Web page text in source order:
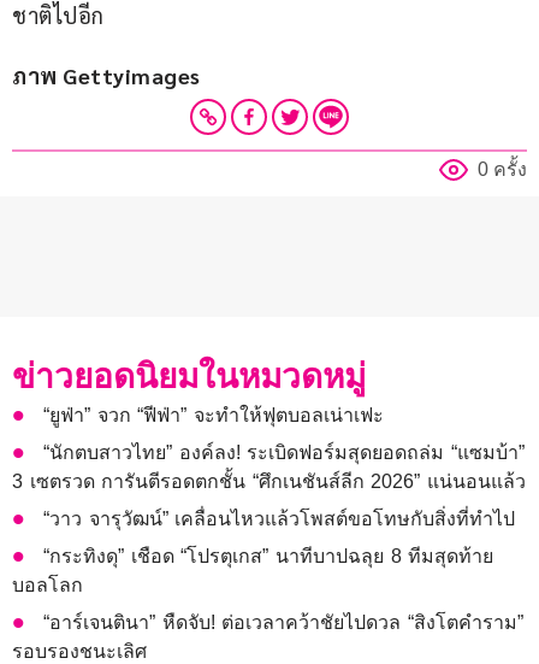
ชาติไปอีก
ภาพ Gettyimages
0 ครั้ง
ข่าวยอดนิยมในหมวดหมู่
“ยูฟ่า” จวก “ฟีฟ่า” จะทำให้ฟุตบอลเน่าเฟะ
“นักตบสาวไทย” องค์ลง! ระเบิดฟอร์มสุดยอดถล่ม “แซมบ้า”
3 เซตรวด การันตีรอดตกชั้น “ศึกเนชันส์ลีก 2026” แน่นอนแล้ว
“วาว จารุวัฒน์” เคลื่อนไหวแล้วโพสต์ขอโทษกับสิ่งที่ทำไป
“กระทิงดุ” เชือด “โปรตุเกส” นาทีบาปฉลุย 8 ทีมสุดท้าย
บอลโลก
“อาร์เจนตินา” หืดจับ! ต่อเวลาคว้าชัยไปดวล “สิงโตคำราม”
รอบรองชนะเลิศ